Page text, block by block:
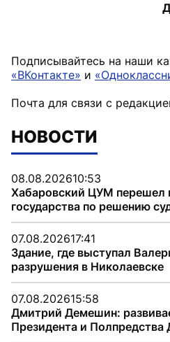
Подписывайтесь на наши
«ВКонтакте» и
Почта для связи с
НОВОСТИ
08.08.202610:53
Хабаровский ЦУМ перешел
государства по решению
07.08.202617:41
Здание, где выступал
разрушения в Николаевске
07.08.202615:58
Дмитрий Демешин:
Президента и